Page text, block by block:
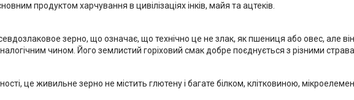
продуктом харчування в цивілізаціях інків, майя та ацтеків.
зерно, що означає, що технічно це не злак, як пшениця або овес, але
чином. Його землистий горіховий смак добре поєднується з різними
це живильне зерно не містить глютену і багате білком, клітковиною,